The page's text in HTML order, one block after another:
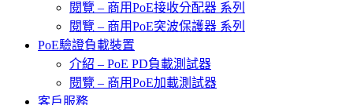
閱覽 – 商用PoE接收分配器 系列
閱覽 – 商用PoE突波保護器 系列
PoE驗證負載裝置
介紹 – PoE PD負載測試器
閱覽 – 商用PoE加載測試器
客戶服務